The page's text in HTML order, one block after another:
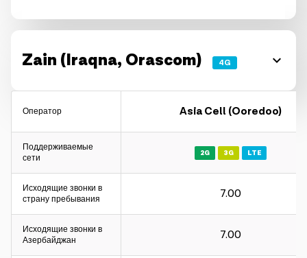
Zain (Iraqna, Orascom) 4G
Оператор
Поддерживаемые
сети
Исходящие звонки в
страну пребывания
Исходящие звонки в
Азербайджан
Asia Cell (Ooredoo)
2G 3G LTE
7.00
7.00